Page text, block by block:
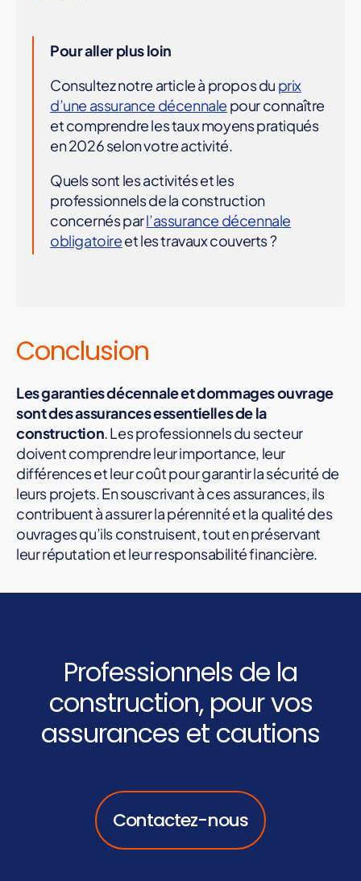
Pour aller plus loin
Consultez notre article à propos du prix
d’une assurance décennale pour connaître
et comprendre les taux moyens pratiqués
en 2026 selon votre activité.
Quels sont les activités et les
professionnels de la construction
concernés parl’assurance décennale
obligatoireet les travaux couverts ?
Conclusion
Les garanties décennale et dommages ouvrage
sont des assurances essentielles de la
construction. Les professionnels du secteur
doivent comprendre leur importance, leur
différences et leur coût pour garantir la sécurité de
leurs projets. En souscrivant à ces assurances, ils
contribuent à assurer la pérennité et la qualité des
ouvrages qu’ils construisent, tout en préservant
leur réputation et leur responsabilité financière.
Professionnels de la
construction, pour vos
assurances et cautions
Contactez-nous